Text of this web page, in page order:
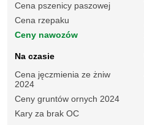
Cena pszenicy paszowej
Cena rzepaku
Ceny nawozów
Na czasie
Cena jęczmienia ze żniw
2024
Ceny gruntów ornych 2024
Kary za brak OC